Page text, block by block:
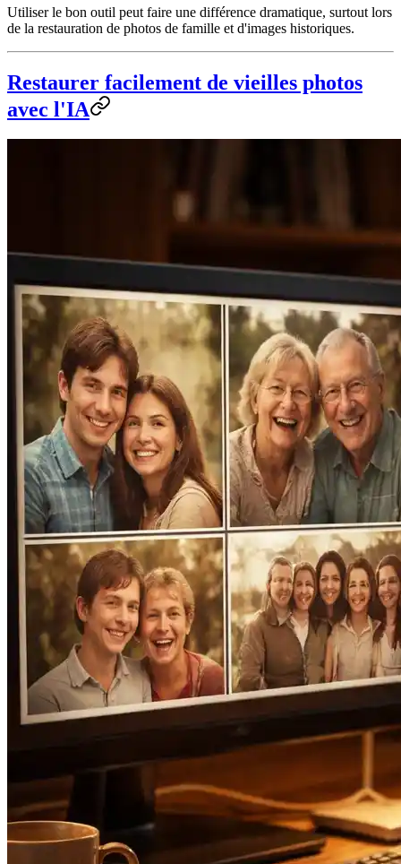
Utiliser le bon outil peut faire une différence dramatique, surtout lors
de la restauration de photos de famille et d'images historiques.
Restaurer facilement de vieilles photos
avec l'IA